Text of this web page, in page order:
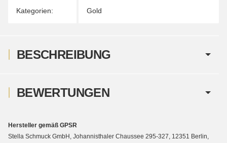
Kategorien: Gold
BESCHREIBUNG
BEWERTUNGEN
Hersteller gemäß GPSR
Stella Schmuck GmbH, Johannisthaler Chaussee 295-327, 12351 Berlin,